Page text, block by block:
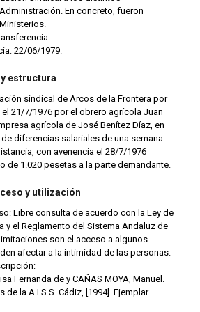
En concreto, fueron
22/06/1979.
estructura
sindical de Arcos de la Frontera por
21/7/1976 por el obrero agrícola Juan
agrícola de José Benítez Díaz, en
diferencias salariales de una semana
con avenencia el 28/7/1976
de 1.020 pesetas a la parte demandante.
y utilización
Libre consulta de acuerdo con la Ley de
y el Reglamento del Sistema Andaluz de
son el acceso a algunos
afectar a la intimidad de las personas.
Fernanda de y CAÑAS MOYA, Manuel.
de la A.I.S.S. Cádiz, [1994]. Ejemplar